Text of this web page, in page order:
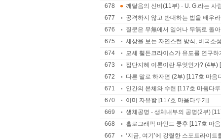
678
깨달음의 신비(11부) - U. G.라는 사
677
공격하지 않고 반대하는 법을 배우
676
질문은 무無에서 일어나 무無로 돌
675
세상을 보는 자연스런 방식, 비국소
674
모셰 휄든크라이스가 유도를 연구
673
집단지혜 이론이란 무엇인가? (4부)
672
다른 말로 하자면 (2부) [117호 마음
671
인간의 본체와 수련 [117호 마음다
670
이미 자유함 [117호 마음다루기]
669
생체공명 - 생체내부의 공명(2부)
668
홀로그래픽 마인드 쿵후 [117호 마
667
‘지금, 여기’에 강렬한 스포트라이